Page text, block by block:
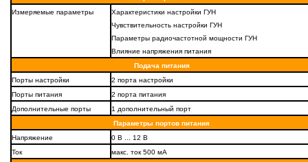
Измеряемые параметры
Характеристики настройки ГУН
Чувствительность настройки ГУН
Параметры радиочастотной мощности ГУН
Влияние напряжения питания
Подача питания
Порты настройки
2 порта настройки
Порты питания
2 порта питания
Дополнительные порты
1 дополнительный порт
Параметры портов питания
Напряжение
0 В ... 12 В
Ток
макс. ток 500 мА